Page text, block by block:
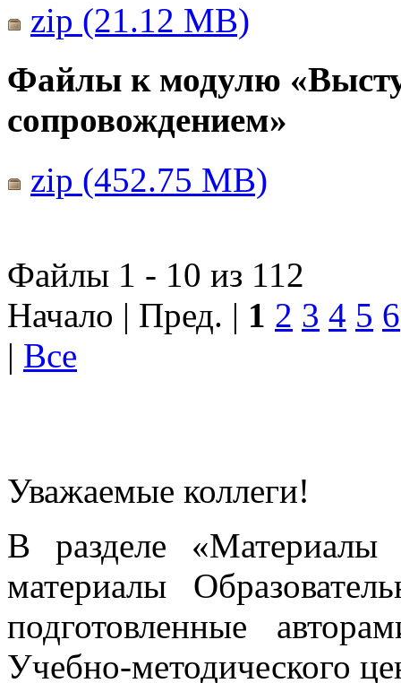
zip (21.12 MB)
Файлы к модулю
сопровождением»
zip (452.75 MB)
Файлы 1 - 10 из 112
Начало | Пред. | 1 2 3 4 5 6
| Все
Уважаемые коллеги!
В разделе «Материалы
материалы
подготовленные
Учебно-методического